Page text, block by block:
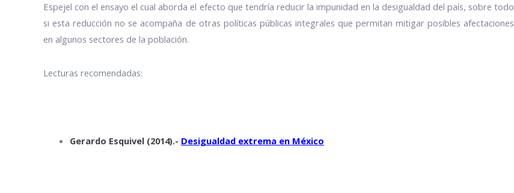
Espejel con el ensayo el cual aborda el efecto que tendría reducir la impunidad en la desigualdad del país, sobre todo
si esta reducción no se acompaña de otras políticas públicas integrales que permitan mitigar posibles afectaciones
en algunos sectores de la población.
Lecturas recomendadas:
Gerardo Esquivel (2014).- Desigualdad extrema en México